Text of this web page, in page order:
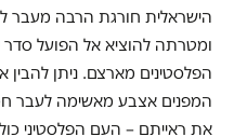
הישראלית חורגת הרבה מעבר
ומטרתה להוציא אל הפועל סדר
הפלסטינים מארצם. ניתן
המפנים אצבע מאשימה לעבר
את ראייתם – העם הפלסטיני